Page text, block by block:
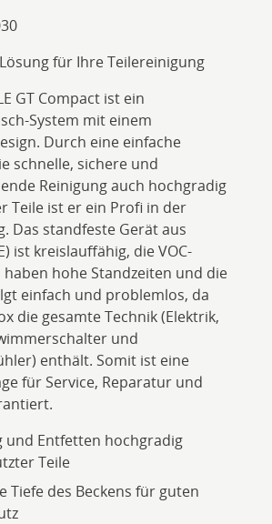
für Ihre Teilereinigung
GT Compact ist ein
System mit einem
Durch eine einfache
schnelle, sichere und
Reinigung auch hochgradig
Teile ist er ein Profi in der
Das standfeste Gerät aus
ist kreislauffähig, die VOC-
hohe Standzeiten und die
einfach und problemlos, da
die gesamte Technik (Elektrik,
und
enthält. Somit ist eine
für Service, Reparatur und
und Entfetten hochgradig
Teile
Tiefe des Beckens für guten